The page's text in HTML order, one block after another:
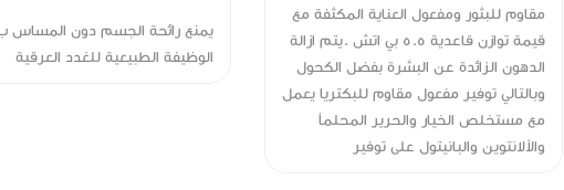
قيمة توازن قاعدية 5.5 بي اتش
الدهون الزائدة عن البشرة بفضل
لعلاج التهابات التي تصيب منطقة
الحفاضات ان المركب المكون من 36%
دهون ومواد ذات علاقة بالبشرة يولد طبقة
مانعة ضد المواد الضارة وتاثيراتها الغير
مرغوبة